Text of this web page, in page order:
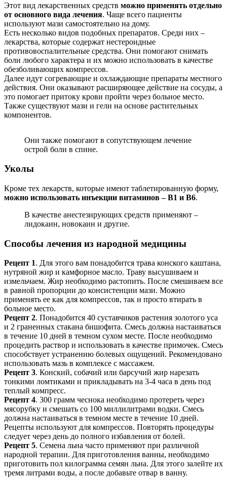
Этот вид лекарственных средств можно применять отдельно
от основного вида лечения. Чаще всего пациенты
используют мази самостоятельно на дому.
Есть несколько видов подобных препаратов. Среди них –
лекарства, которые содержат нестероидные
противовоспалительные средства. Они помогают снимать
боли любого характера и их можно использовать в качестве
обезболивающих компрессов.
Далее идут согревающие и охлаждающие препараты местного
действия. Они оказывают расширяющее действие на сосуды, а
это помогает притоку крови пройти через больное место.
Также существуют мази и гели на основе растительных
компонентов.
Они также помогают в сопутствующем лечение
острой боли в спине.
Уколы
Кроме тех лекарств, которые имеют таблетированную форму,
можно использовать инъекции витаминов – В1 и В6.
В качестве анестезирующих средств применяют –
лидокаин, новокаин и другие.
Способы лечения из народной медицины
Рецепт 1. Для этого вам понадобится трава конского каштана,
нутряной жир и камфорное масло. Траву высушиваем и
измельчаем. Жир необходимо растопить. После смешиваем все
в равной пропорции до консистенции мази. Можно
применять ее как для компрессов, так и просто втирать в
больное место.
Рецепт 2. Понадобится 40 суставчиков растения золотого уса
и 2 граненных стакана бишофита. Смесь должна настаиваться
в течение 10 дней в темном сухом месте. После необходимо
процедить раствор и использовать в качестве примочек. Смесь
способствует устранению болевых ощущений. Рекомендовано
использовать мазь в комплексе с массажем.
Рецепт 3. Конский, собачий или барсучий жир нарезать
тонкими ломтиками и прикладывать на 3-4 часа в день под
теплый компресс.
Рецепт 4. 300 грамм чеснока необходимо протереть через
мясорубку и смешать со 100 миллилитрами водки. Смесь
должна настаиваться в темном месте в течение 10 дней.
Рецепты используют для компрессов. Повторять процедуры
следует через день до полного избавления от болей.
Рецепт 5. Семена льна часто применяют при различной
народной терапии. Для приготовления ванны, необходимо
приготовить пол килограмма семян льна. Для этого залейте их
тремя литрами воды, а после добавьте отвар в ванну.